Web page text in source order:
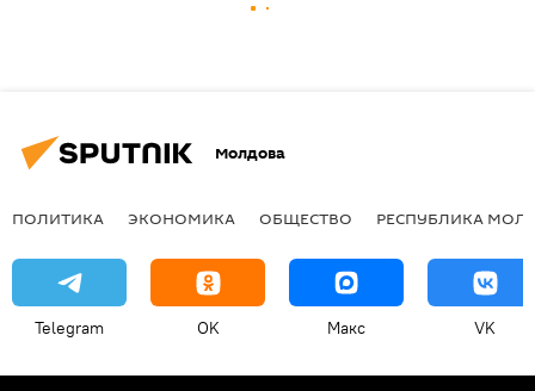
Молдова
ПОЛИТИКА ЭКОНОМИКА ОБЩЕСТВО РЕСПУБЛИКА
Telegram OK Макс VK